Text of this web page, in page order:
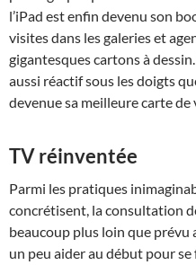
l’iPad est enfin devenu son
visites dans les galeries et
gigantesques cartons à
aussi réactif sous les doigts
devenue sa meilleure carte de
TV réinventée
Parmi les pratiques
concrétisent, la consultation
beaucoup plus loin que prévu
un peu aider au début pour